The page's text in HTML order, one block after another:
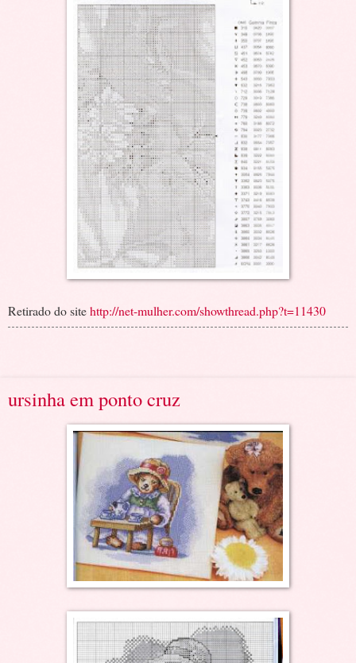
Retirado do sitehttp://net-mulher.com/showthread.php?t=11430
ursinha em ponto cruz